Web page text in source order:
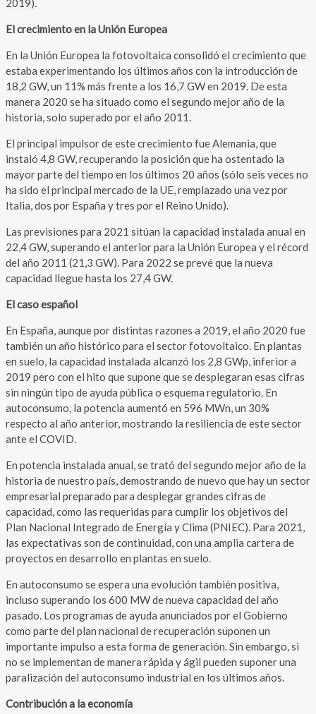
El crecimiento en la Unión Europea
En la Unión Europea la fotovoltaica consolidó el crecimiento que
estaba experimentando los últimos años con la introducción de
18,2 GW, un 11% más frente a los 16,7 GW en 2019. De esta
manera 2020 se ha situado como el segundo mejor año de la
historia, solo superado por el año 2011.
El principal impulsor de este crecimiento fue Alemania, que
instaló 4,8 GW, recuperando la posición que ha ostentado la
mayor parte del tiempo en los últimos 20 años (sólo seis veces no
ha sido el principal mercado de la UE, remplazado una vez por
Italia, dos por España y tres por el Reino Unido).
Las previsiones para 2021 sitúan la capacidad instalada anual en
22,4 GW, superando el anterior para la Unión Europea y el récord
del año 2011 (21,3 GW). Para 2022 se prevé que la nueva
capacidad llegue hasta los 27,4 GW.
El caso español
En España, aunque por distintas razones a 2019, el año 2020 fue
también un año histórico para el sector fotovoltaico. En plantas
en suelo, la capacidad instalada alcanzó los 2,8 GWp, inferior a
2019 pero con el hito que supone que se desplegaran esas cifras
sin ningún tipo de ayuda pública o esquema regulatorio. En
autoconsumo, la potencia aumentó en 596 MWn, un 30%
respecto al año anterior, mostrando la resiliencia de este sector
ante el COVID.
En potencia instalada anual, se trató del segundo mejor año de la
historia de nuestro país, demostrando de nuevo que hay un sector
empresarial preparado para desplegar grandes cifras de
capacidad, como las requeridas para cumplir los objetivos del
Plan Nacional Integrado de Energía y Clima (PNIEC). Para 2021,
las expectativas son de continuidad, con una amplia cartera de
proyectos en desarrollo en plantas en suelo.
En autoconsumo se espera una evolución también positiva,
incluso superando los 600 MW de nueva capacidad del año
pasado. Los programas de ayuda anunciados por el Gobierno
como parte del plan nacional de recuperación suponen un
importante impulso a esta forma de generación. Sin embargo, si
no se implementan de manera rápida y ágil pueden suponer una
paralización del autoconsumo industrial en los últimos años.
Contribución a la economía